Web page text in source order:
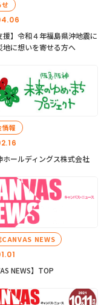
せ
援】令和４年福島県沖地震に
地に想いを寄せる方へ
報
ホールディングス株式会社
CANVAS NEWS
NEWS】TOP